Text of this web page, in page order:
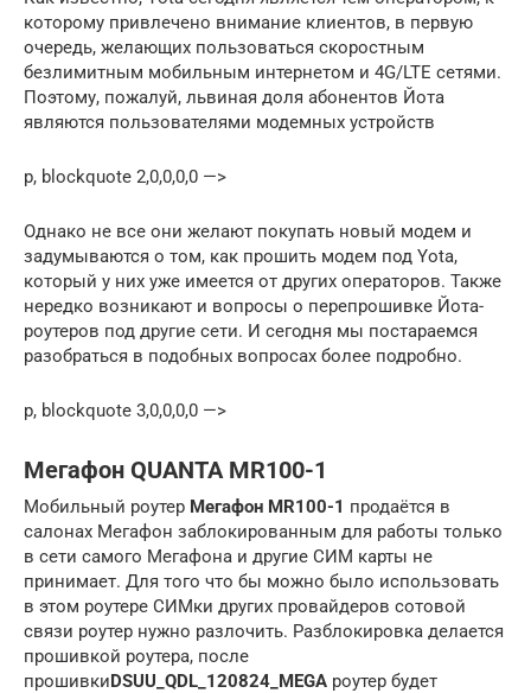
которому привлечено внимание клиентов, в первую
очередь, желающих пользоваться скоростным
безлимитным мобильным интернетом и 4G/LTE сетями.
Поэтому, пожалуй, львиная доля абонентов Йота
являются пользователями модемных устройств
p, blockquote 2,0,0,0,0 —>
Однако не все они желают покупать новый модем и
задумываются о том, как прошить модем под Yota,
который у них уже имеется от других операторов. Также
нередко возникают и вопросы о перепрошивке Йота-
роутеров под другие сети. И сегодня мы постараемся
разобраться в подобных вопросах более подробно.
p, blockquote 3,0,0,0,0 —>
Мегафон QUANTA MR100-1
Мобильный роутер Мегафон MR100-1 продаётся в
салонах Мегафон заблокированным для работы только
в сети самого Мегафона и другие СИМ карты не
принимает. Для того что бы можно было использовать
в этом роутере СИМки других провайдеров сотовой
связи роутер нужно разлочить. Разблокировка делается
прошивкой роутера, после
прошивкиDSUU_QDL_120824_MEGA роутер будет